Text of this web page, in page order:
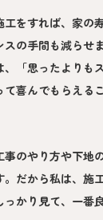
をすれば、家の
の手間も減らせ
「思ったよりも
喜んでもらえる
のやり方や下地
。だから私は、施
かり見て、一番